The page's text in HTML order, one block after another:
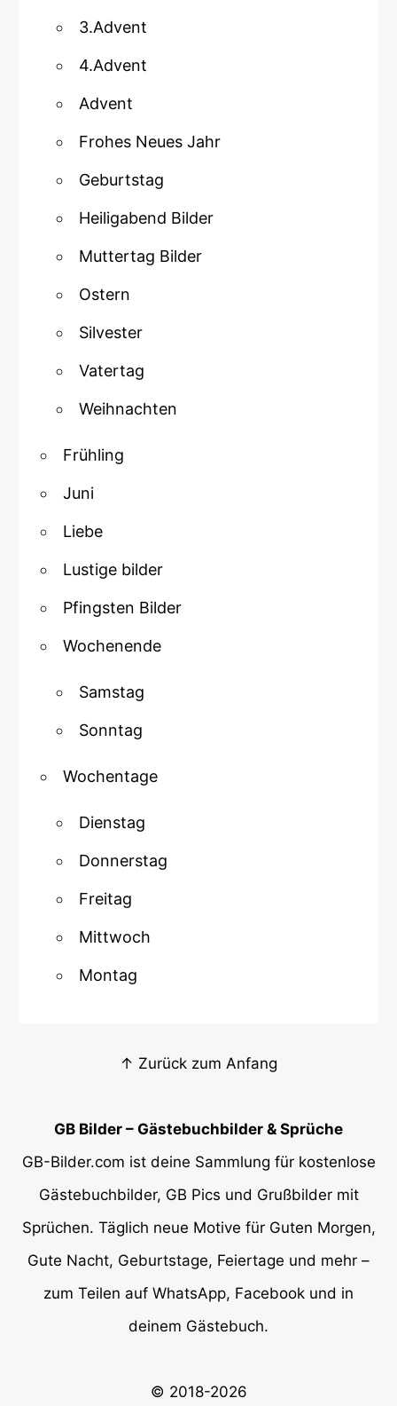
3.Advent
4.Advent
Advent
Frohes Neues Jahr
Geburtstag
Heiligabend Bilder
Muttertag Bilder
Ostern
Silvester
Vatertag
Weihnachten
Frühling
Juni
Liebe
Lustige bilder
Pfingsten Bilder
Wochenende
Samstag
Sonntag
Wochentage
Dienstag
Donnerstag
Freitag
Mittwoch
Montag
↑ Zurück zum Anfang
GB Bilder – Gästebuchbilder & Sprüche
GB-Bilder.com ist deine Sammlung für kostenlose
Gästebuchbilder, GB Pics und Grußbilder mit
Sprüchen. Täglich neue Motive für Guten Morgen,
Gute Nacht, Geburtstage, Feiertage und mehr –
zum Teilen auf WhatsApp, Facebook und in
deinem Gästebuch.
© 2018-2026